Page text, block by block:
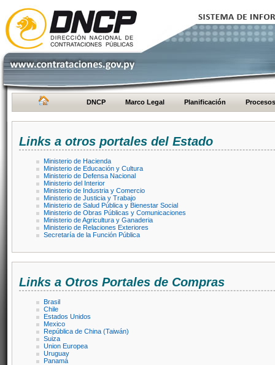
DNCP Marco Legal Planificación Procesos
Links a otros portales del Estado
Ministerio de Hacienda
Ministerio de Educación y Cultura
Ministerio de Defensa Nacional
Ministerio del Interior
Ministerio de Industria y Comercio
Ministerio de Justicia y Trabajo
Ministerio de Salud Pública y Bienestar Social
Ministerio de Obras Públicas y Comunicaciones
Ministerio de Agricultura y Ganaderia
Ministerio de Relaciones Exteriores
Secretaría de la Función Pública
Links a Otros Portales de Compras
Brasil
Chile
Estados Unidos
Mexico
República de China (Taiwán)
Suiza
Union Europea
Uruguay
Panamá